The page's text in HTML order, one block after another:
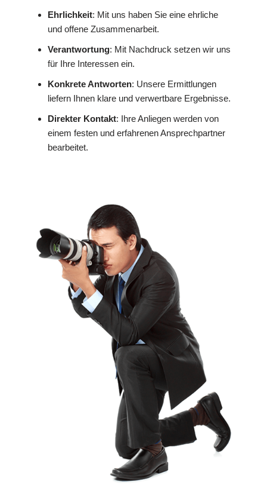
Ehrlichkeit: Mit uns haben Sie eine ehrliche
und offene Zusammenarbeit.
Verantwortung: Mit Nachdruck setzen wir uns
für Ihre Interessen ein.
Konkrete Antworten: Unsere Ermittlungen
liefern Ihnen klare und verwertbare Ergebnisse.
Direkter Kontakt: Ihre Anliegen werden von
einem festen und erfahrenen Ansprechpartner
bearbeitet.